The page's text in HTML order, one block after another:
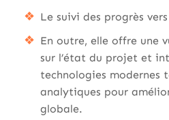
Le suivi des progrès
En outre, elle offre une
sur l’état du projet et
technologies modernes
analytiques pour
globale.